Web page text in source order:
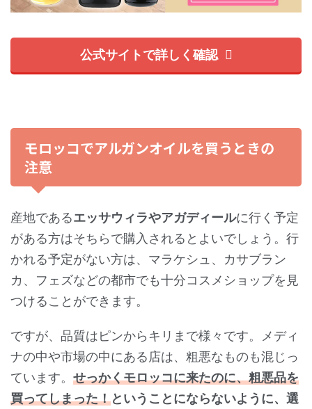
公式サイトで詳しく確認
モロッコでアルガンオイルを買うときの
注意
産地であるエッサウィラやアガディールに行く予定
がある方はそちらで購入されるとよいでしょう。行
かれる予定がない方は、マラケシュ、カサブラン
カ、フェズなどの都市でも十分コスメショップを見
つけることができます。
ですが、品質はピンからキリまで様々です。メディ
ナの中や市場の中にある店は、粗悪なものも混じっ
ています。 せっかくモロッコに来たのに、粗悪品を
買ってしまった！ということにならないように、選